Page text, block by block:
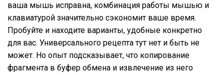
ваша мышь исправна, комбинация работы мышью и
клавиатурой значительно сэкономит ваше время.
Пробуйте и находите варианты, удобные конкретно
для вас. Универсального рецепта тут нет и быть не
может. Но опыт подсказывает, что копирование
фрагмента в буфер обмена и извлечение из него